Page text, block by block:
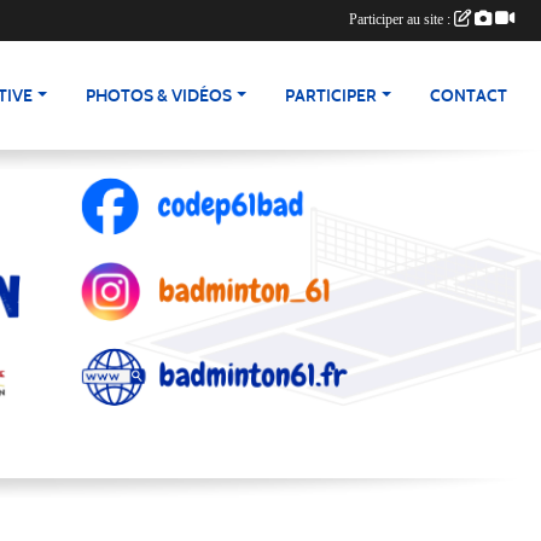
PHOTOS & VIDÉOS PARTICIPER CONTACT
Participer au site :